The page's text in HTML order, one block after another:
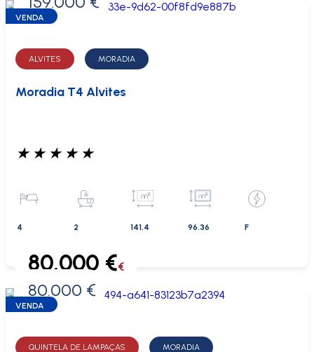
VENDA
ALVITES MORADIA
Moradia T4 Alvites
★ ★ ★ ★ ★
4 2 141.4 96.36 F
0 €
80.000 €€
80.000 €
VENDA
QUINTELA DE LAMPAÇAS MORADIA